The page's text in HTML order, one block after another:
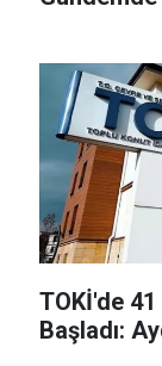
TOKİ'de
Başladı: